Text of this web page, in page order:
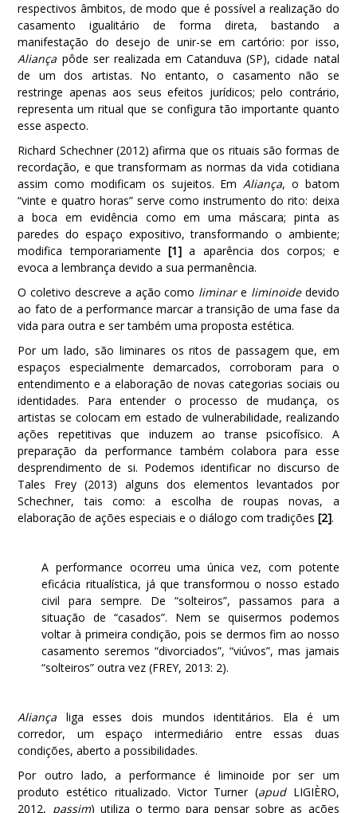
respectivos âmbitos, de modo que é possível a realização do
casamento igualitário de forma direta, bastando a
manifestação do desejo de unir-se em cartório: por isso,
Aliança pôde ser realizada em Catanduva (SP), cidade natal
de um dos artistas. No entanto, o casamento não se
restringe apenas aos seus efeitos jurídicos; pelo contrário,
representa um ritual que se configura tão importante quanto
esse aspecto.
Richard Schechner (2012) afirma que os rituais são formas de
recordação, e que transformam as normas da vida cotidiana
assim como modificam os sujeitos. EmAliança, o batom
“vinte e quatro horas” serve como instrumento do rito: deixa
a boca em evidência como em uma máscara; pinta as
paredes do espaço expositivo, transformando o ambiente;
modifica temporariamente[1] a aparência dos corpos; e
evoca a lembrança devido a sua permanência.
O coletivo descreve a ação como liminare liminoidedevido
ao fato de a performance marcar a transição de uma fase da
vida para outra e ser também uma proposta estética.
Por um lado, são liminares os ritos de passagem que, em
espaços especialmente demarcados, corroboram para o
entendimento e a elaboração de novas categorias sociais ou
identidades. Para entender o processo de mudança, os
artistas se colocam em estado de vulnerabilidade, realizando
ações repetitivas que induzem ao transe psicofísico. A
preparação da performance também colabora para esse
desprendimento de si. Podemos identificar no discurso de
Tales Frey (2013) alguns dos elementos levantados por
Schechner, tais como: a escolha de roupas novas, a
elaboração de ações especiais e o diálogo com tradições[2].
A performance ocorreu uma única vez, com potente
eficácia ritualística, já que transformou o nosso estado
civil para sempre. De “solteiros”, passamos para a
situação de “casados”. Nem se quisermos podemos
voltar à primeira condição, pois se dermos fim ao nosso
casamento seremos “divorciados”, “viúvos”, mas jamais
“solteiros” outra vez (FREY, 2013: 2).
Aliança liga esses dois mundos identitários. Ela é um
corredor, um espaço intermediário entre essas duas
condições, aberto a possibilidades.
Por outro lado, a performance é liminoide por ser um
produto estético ritualizado. Victor Turner (apudLIGIÈRO,
2012, passim) utiliza o termo para pensar sobre as ações